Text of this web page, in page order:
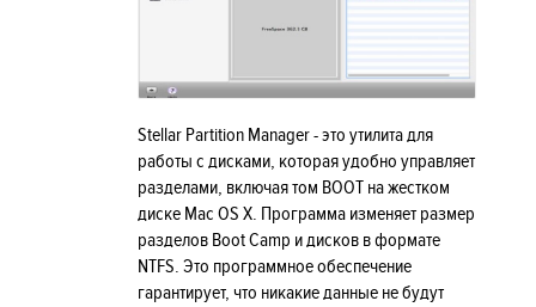
Stellar Partition Manager - это утилита для
работы с дисками, которая удобно управляет
разделами, включая том BOOT на жестком
диске Mac OS X. Программа изменяет размер
разделов Boot Camp и дисков в формате
NTFS. Это программное обеспечение
гарантирует, что никакие данные не будут